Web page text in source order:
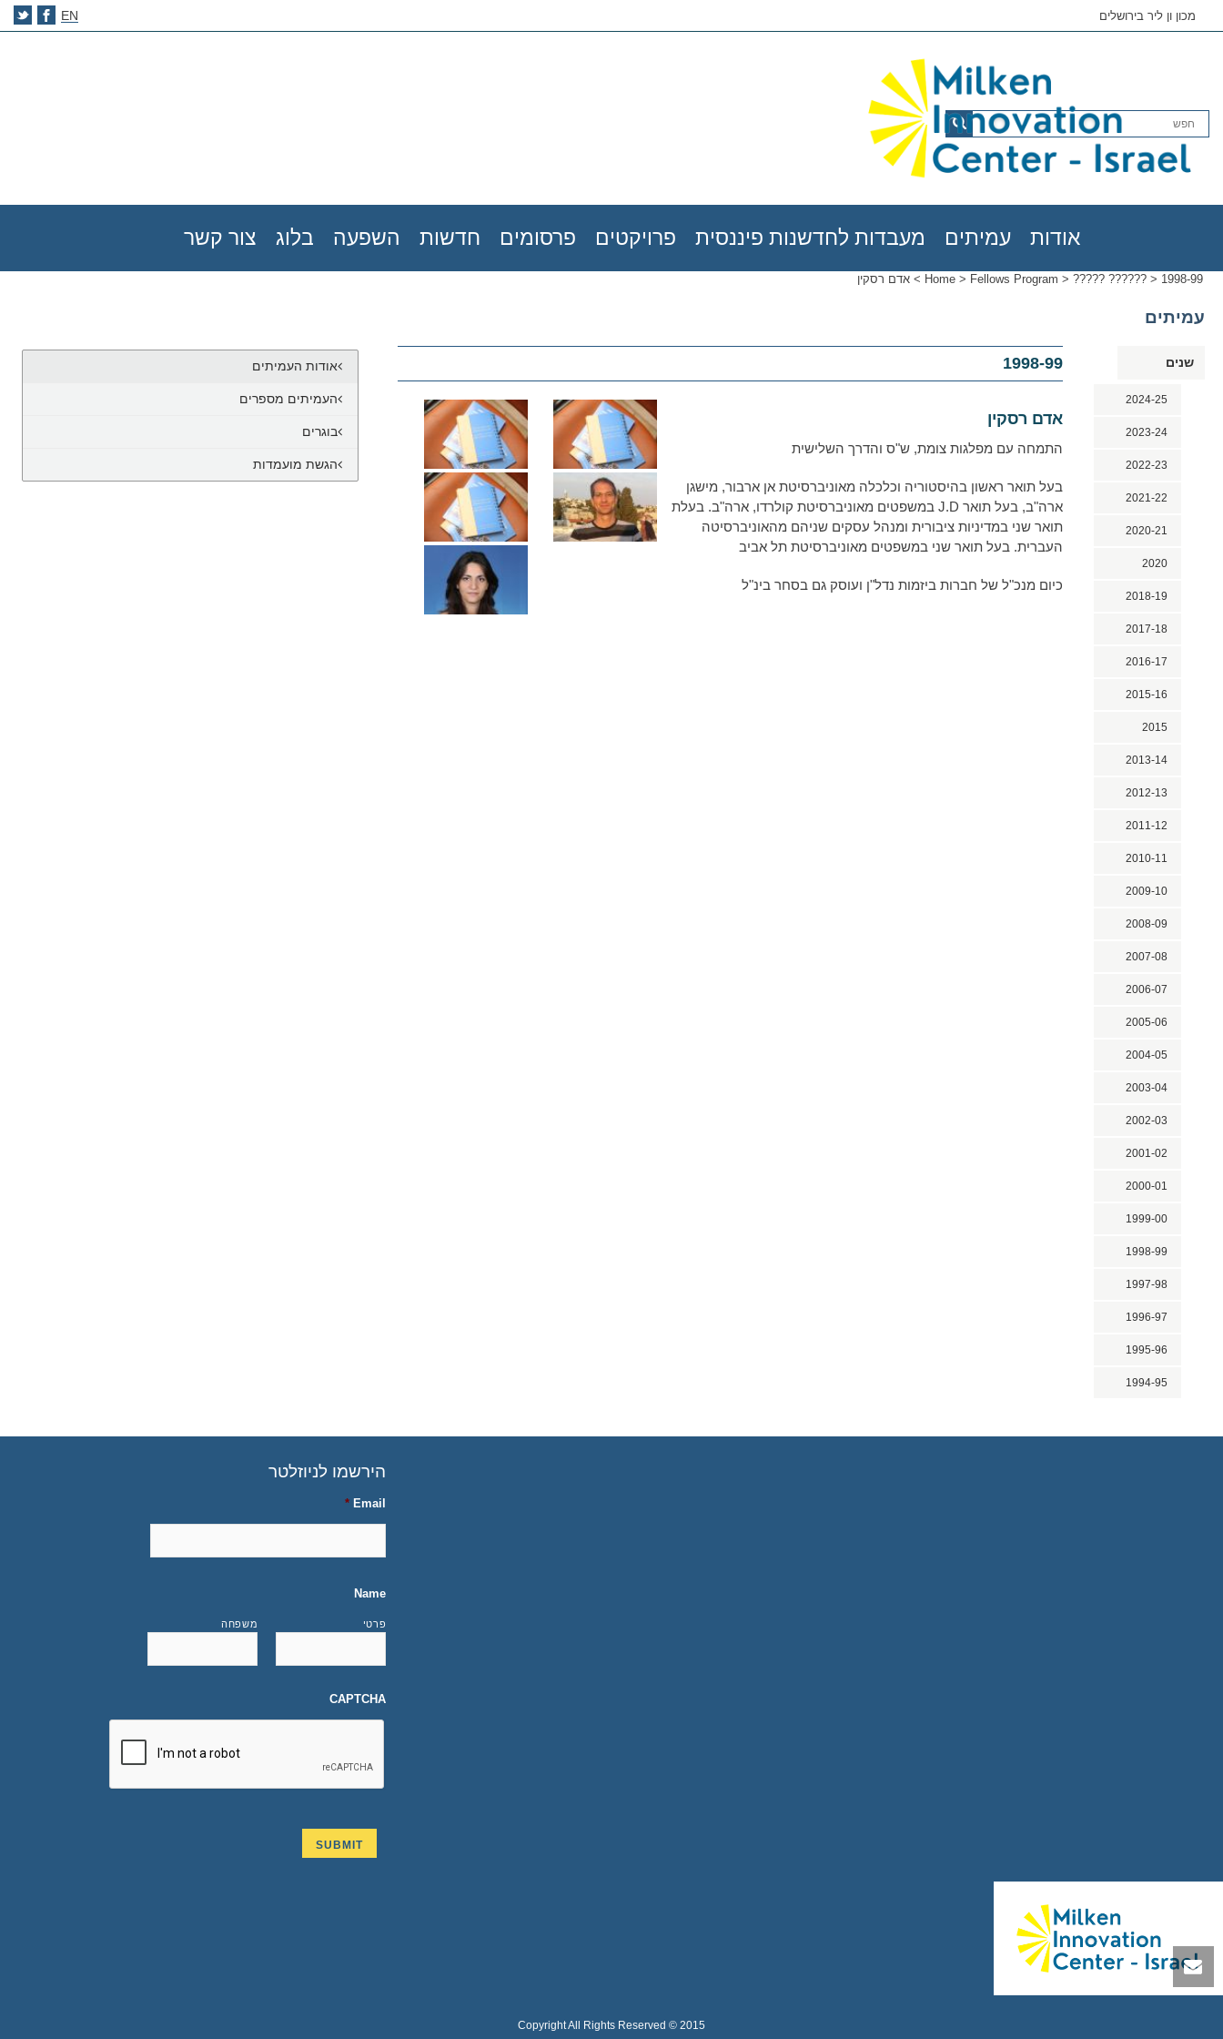
מכון ון ליר בירושלים EN
אודות עמיתים מעבדות לחדשנות פיננסית פרויקטים פרסומים חדשות השפעה בלוג צור קשר
Home > Fellows Program > ????? ?????? > 1998-99
> אדם רסקין
עמיתים
שנים
2024-25
2023-24
2022-23
2021-22
2020-21
2020
2018-19
2017-18
2016-17
2015-16
2015
2013-14
2012-13
2011-12
2010-11
2009-10
2008-09
2007-08
2006-07
2005-06
2004-05
2003-04
2002-03
2001-02
2000-01
1999-00
1998-99
1997-98
1996-97
1995-96
1994-95
1998-99
אדם רסקין
התמחה עם מפלגות צומת, ש"ס והדרך השלישית
בעל תואר ראשון בהיסטוריה וכלכלה מאוניברסיטת אן ארבור, מישגן
ארה"ב, בעל תואר J.D במשפטים מאוניברסיטת קולרדו, ארה"ב. בעלת
תואר שני במדיניות ציבורית ומנהל עסקים שניהם מהאוניברסיטה
העברית. בעל תואר שני במשפטים מאוניברסיטת תל אביב
כיום מנכ"ל של חברות ביזמות נדל"ן ועוסק גם בסחר בינ"ל
אודות העמיתים
העמיתים מספרים
בוגרים
הגשת מועמדות
הירשמו לניוזלטר
Email
*
Name
פרטי משפחה
CAPTCHA
Copyright All Rights Reserved © 2015